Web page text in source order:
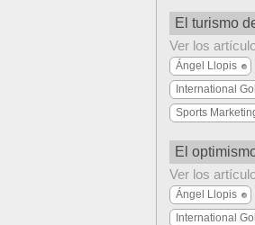
El turismo
Ver los
Ángel Llopis
International
Sports
El
Ver los
Ángel Llopis
International